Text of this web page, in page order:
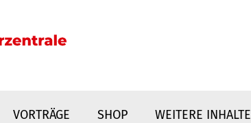
VORTRÄGE SHOP WEITERE INHALTE